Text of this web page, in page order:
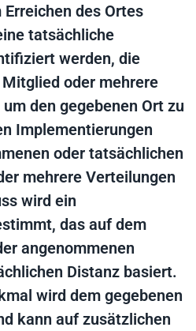
des Ortes
tatsächliche
werden, die
oder mehrere
den gegebenen Ort zu
Implementierungen
oder tatsächlichen
mehrere Verteilungen
wird ein
das auf dem
angenommenen
Distanz basiert.
wird dem gegebenen
kann auf zusätzlichen